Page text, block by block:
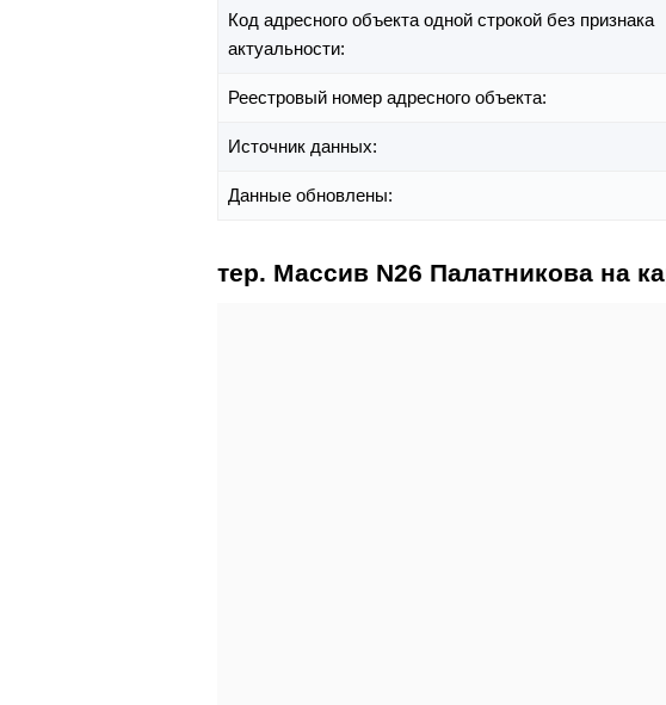
Код адресного объекта одной строкой без признака
актуальности:
Реестровый номер адресного объекта:
Источник данных:
Данные обновлены:
тер. Массив N26 Палатникова на